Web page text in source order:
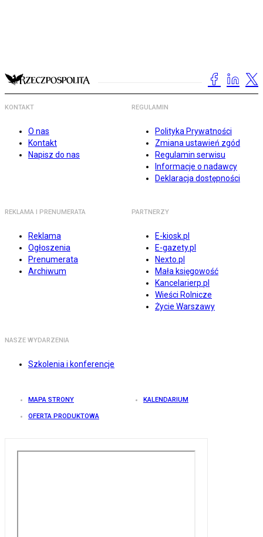
KONTAKT
O nas
Kontakt
Napisz do nas
REGULAMIN
Polityka Prywatności
Zmiana ustawień zgód
Regulamin serwisu
Informacje o nadawcy
Deklaracja dostępności
REKLAMA I PRENUMERATA
Reklama
Ogłoszenia
Prenumerata
Archiwum
PARTNERZY
E-kiosk.pl
E-gazety.pl
Nexto.pl
Mała księgowość
Kancelarierp.pl
Wieści Rolnicze
Życie Warszawy
NASZE WYDARZENIA
Szkolenia i konferencje
MAPA STRONY KALENDARIUM
OFERTA PRODUKTOWA